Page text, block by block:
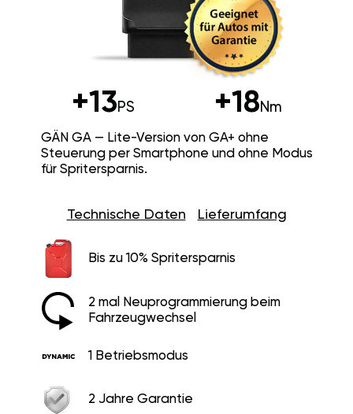
+13PS +18Nm
GÄN GA — Lite-Version von GA+ ohne
Steuerung per Smartphone und ohne Modus
für Spritersparnis.
Technische Daten Lieferumfang
Bis zu 10% Spritersparnis
2 mal Neuprogrammierung beim
Fahrzeugwechsel
1 Betriebsmodus
2 Jahre Garantie